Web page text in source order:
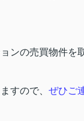
ンの売買物件を
すので、 ぜひご